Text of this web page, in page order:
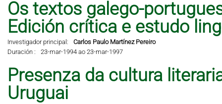
Os textos galego-
Edición crítica e estudo
Investigador principal:
Carlos Paulo Martínez Pereiro
Duración :
23-mar-1994 ao 23-mar-1997
Presenza da cultura
Uruguai